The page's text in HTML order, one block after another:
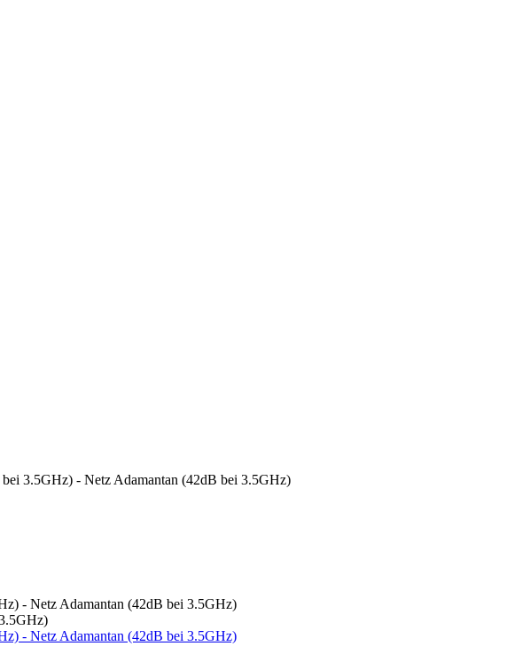
3.5GHz) - Netz Adamantan (42dB bei 3.5GHz)